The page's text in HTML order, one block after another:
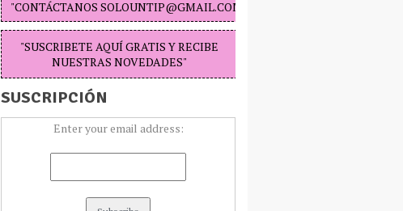
"CONTÁCTANOS SOLOUNTIP@GMAIL.COM "
"SUSCRIBETE AQUÍ GRATIS Y RECIBE
NUESTRAS NOVEDADES"
SUSCRIPCIÓN
Enter your email address: